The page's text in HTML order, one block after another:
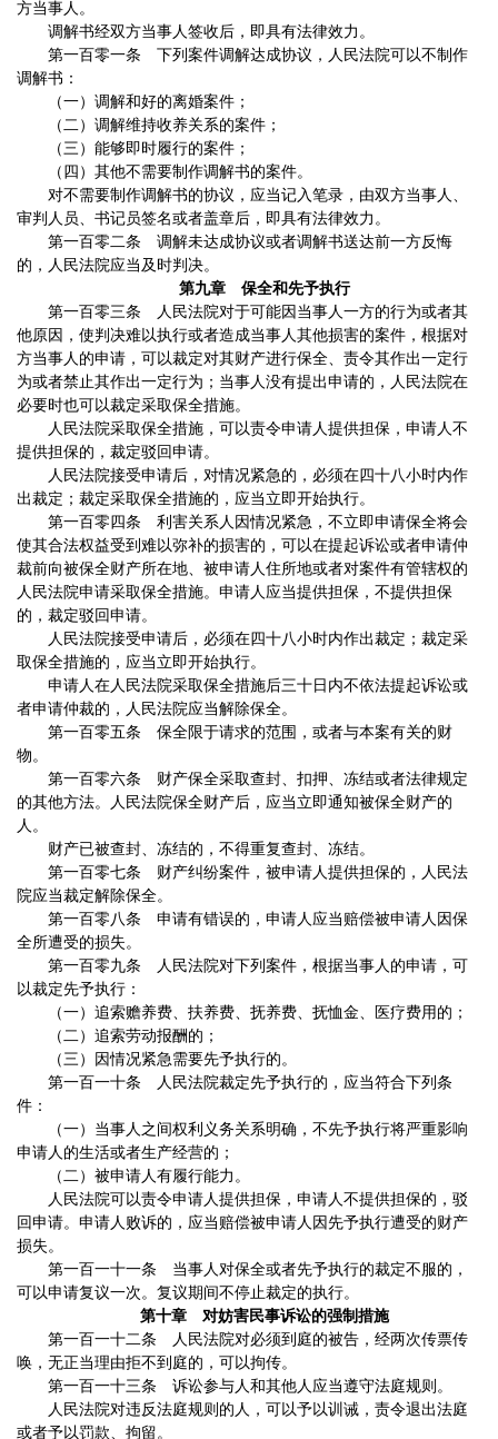
方当事人。
调解书经双方当事人签收后，即具有法律效力。
第一百零一条 下列案件调解达成协议，人民法院可以不制作
调解书：
（一）调解和好的离婚案件；
（二）调解维持收养关系的案件；
（三）能够即时履行的案件；
（四）其他不需要制作调解书的案件。
对不需要制作调解书的协议，应当记入笔录，由双方当事人、
审判人员、书记员签名或者盖章后，即具有法律效力。
第一百零二条 调解未达成协议或者调解书送达前一方反悔
的，人民法院应当及时判决。
第九章 保全和先予执行
第一百零三条 人民法院对于可能因当事人一方的行为或者其
他原因，使判决难以执行或者造成当事人其他损害的案件，根据对
方当事人的申请，可以裁定对其财产进行保全、责令其作出一定行
为或者禁止其作出一定行为；当事人没有提出申请的，人民法院在
必要时也可以裁定采取保全措施。
人民法院采取保全措施，可以责令申请人提供担保，申请人不
提供担保的，裁定驳回申请。
人民法院接受申请后，对情况紧急的，必须在四十八小时内作
出裁定；裁定采取保全措施的，应当立即开始执行。
第一百零四条 利害关系人因情况紧急，不立即申请保全将会
使其合法权益受到难以弥补的损害的，可以在提起诉讼或者申请仲
裁前向被保全财产所在地、被申请人住所地或者对案件有管辖权的
人民法院申请采取保全措施。申请人应当提供担保，不提供担保
的，裁定驳回申请。
人民法院接受申请后，必须在四十八小时内作出裁定；裁定采
取保全措施的，应当立即开始执行。
申请人在人民法院采取保全措施后三十日内不依法提起诉讼或
者申请仲裁的，人民法院应当解除保全。
第一百零五条 保全限于请求的范围，或者与本案有关的财
物。
第一百零六条 财产保全采取查封、扣押、冻结或者法律规定
的其他方法。人民法院保全财产后，应当立即通知被保全财产的
人。
财产已被查封、冻结的，不得重复查封、冻结。
第一百零七条 财产纠纷案件，被申请人提供担保的，人民法
院应当裁定解除保全。
第一百零八条 申请有错误的，申请人应当赔偿被申请人因保
全所遭受的损失。
第一百零九条 人民法院对下列案件，根据当事人的申请，可
以裁定先予执行：
（一）追索赡养费、扶养费、抚养费、抚恤金、医疗费用的；
（二）追索劳动报酬的；
（三）因情况紧急需要先予执行的。
第一百一十条 人民法院裁定先予执行的，应当符合下列条
件：
（一）当事人之间权利义务关系明确，不先予执行将严重影响
申请人的生活或者生产经营的；
（二）被申请人有履行能力。
人民法院可以责令申请人提供担保，申请人不提供担保的，驳
回申请。申请人败诉的，应当赔偿被申请人因先予执行遭受的财产
损失。
第一百一十一条 当事人对保全或者先予执行的裁定不服的，
可以申请复议一次。复议期间不停止裁定的执行。
第十章 对妨害民事诉讼的强制措施
第一百一十二条 人民法院对必须到庭的被告，经两次传票传
唤，无正当理由拒不到庭的，可以拘传。
第一百一十三条 诉讼参与人和其他人应当遵守法庭规则。
人民法院对违反法庭规则的人，可以予以训诫，责令退出法庭
或者予以罚款、拘留。